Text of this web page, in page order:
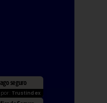
seguro
Trustindex